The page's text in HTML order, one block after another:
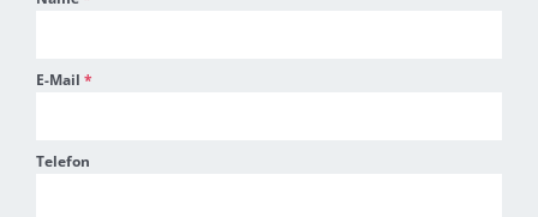
E-Mail *
Telefon